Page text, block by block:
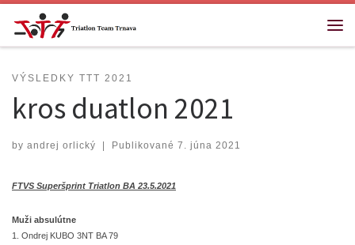
Skip to content
VÝSLEDKY TTT 2021
kros duatlon 2021
by andrej orlický Publikované 7. júna 2021
FTVS Superšprint Triatlon BA 23.5.2021
Muži absulútne
1. Ondrej KUBO 3NT BA 79